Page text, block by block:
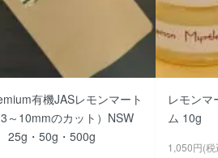
有機JASレモンマート
～10mmのカット）NSW
・50g・500g
レモンマ
ム 10g
1,050円(